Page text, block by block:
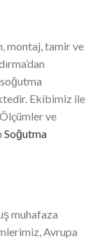
montaj, tamir ve
Ekibimiz ile
ve
Soğutma
muhafaza
Avrupa